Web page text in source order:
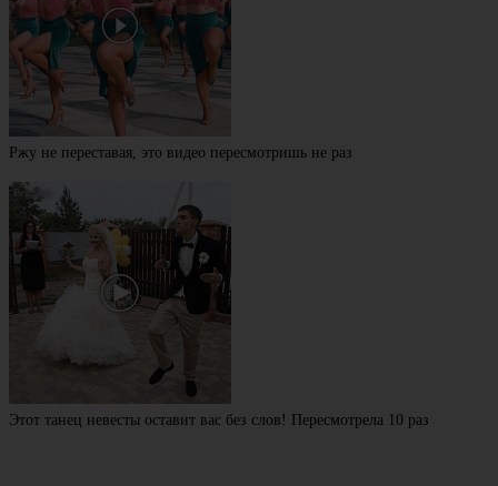
Ржу не переставая, это видео пересмотришь не раз
Этот танец невесты оставит вас без слов! Пересмотрела 10 раз